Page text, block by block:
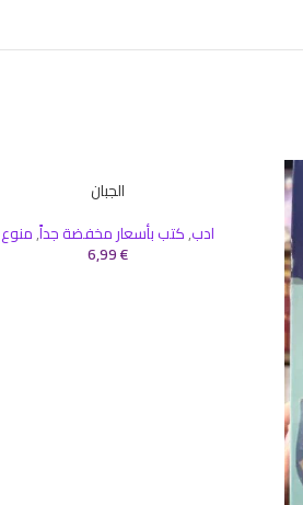
الجبان
ادب,كتب بأسعار مخفضة جداً,منوع
6,99€